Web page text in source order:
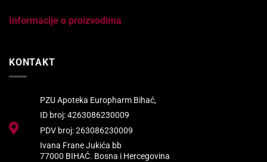
Informacije o proizvodima
KONTAKT
PZU Apoteka Europharm Bihać,
ID broj: 4263086230009
PDV broj: 263086230009
Ivana Frane Jukića bb
77000 BIHAĆ. Bosna i Hercegovina